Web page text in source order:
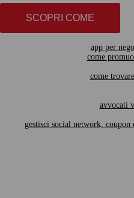
SCOPRI COME
app per
come
come
avvocati
gestisci social network,